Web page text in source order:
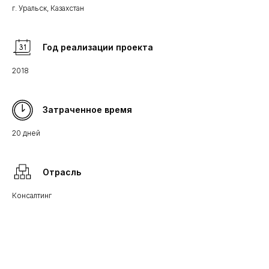
г. Уральск, Казахстан
Год реализации проекта
2018
Затраченное время
20 дней
Отрасль
Консалтинг